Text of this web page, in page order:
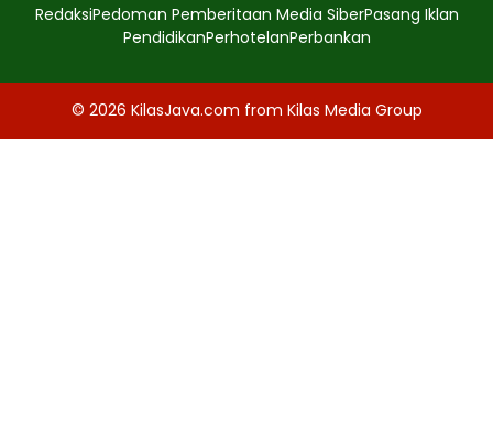
RedaksiPedoman Pemberitaan Media SiberPasang Iklan
PendidikanPerhotelanPerbankan
© 2026 KilasJava.com from Kilas Media Group